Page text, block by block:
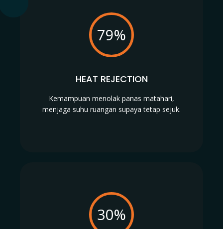
79%
HEAT REJECTION
Kemampuan menolak panas matahari,
menjaga suhu ruangan supaya tetap sejuk.
30%